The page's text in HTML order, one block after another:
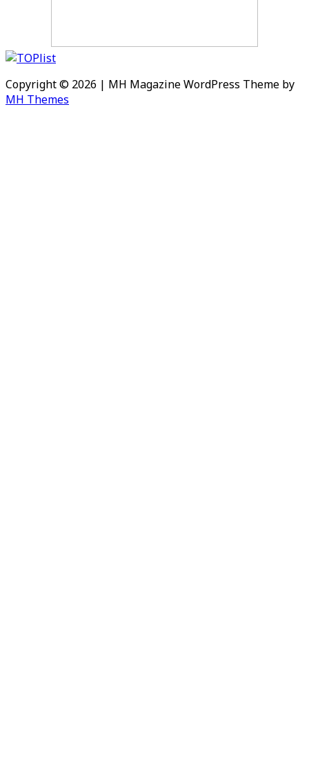
Copyright © 2026 | MH Magazine WordPress Theme by
MH Themes